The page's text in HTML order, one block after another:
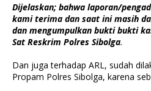
Dijelaskan; bahwa laporan/
kami terima dan saat ini masih
dan mengumpulkan bukti bukti
Sat Reskrim Polres Sibolga.
Dan juga terhadap ARL, sudah
Propam Polres Sibolga, karena